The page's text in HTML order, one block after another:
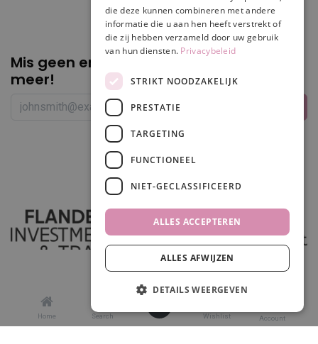
In winkelwagen
Home Search
0
Wishlist Account
Mis geen enkele
promotie of korting
meer!
die deze kunnen combineren met andere
informatie die u aan hen heeft verstrekt of
die zij hebben verzameld door uw gebruik
van hun diensten. Privacybeleid
STRIKT NOODZAKELIJK
PRESTATIE
TARGETING
FUNCTIONEEL
NIET-GECLASSIFICEERD
ALLES ACCEPTEREN
ALLES AFWIJZEN
DETAILS WEERGEVEN